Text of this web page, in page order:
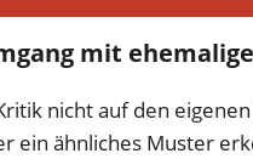
mit
nicht auf den
ein ähnliches Muster